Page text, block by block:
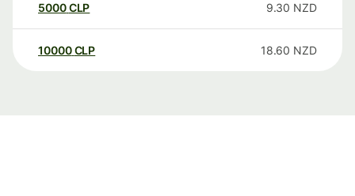
5000CLP 9.30 NZD
10000 CLP 18.60 NZD